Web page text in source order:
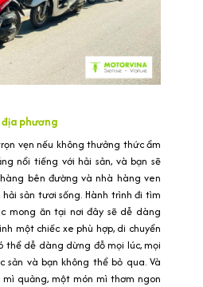
phương
vẹn nếu không thưởng thức ẩm
nổi tiếng với hải sản, và bạn sẽ
bên đường và nhà hàng ven
sản tươi sống. Hành trình đi tìm
mong ăn tại nơi đây sẽ dễ dàng
một chiếc xe phù hợp, di chuyển
thể dễ dàng dừng đỗ mọi lúc, mọi
sản và bạn không thể bỏ qua. Và
quảng, một món mì thơm ngon